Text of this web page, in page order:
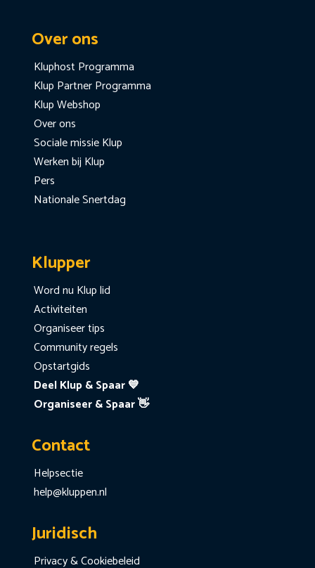
Over ons
Kluphost Programma
Klup Partner Programma
Klup Webshop
Over ons
Sociale missie Klup
Werken bij Klup
Pers
Nationale Snertdag
Klupper
Word nu Klup lid
Activiteiten
Organiseer tips
Community regels
Opstartgids
Deel Klup & Spaar 💙
Organiseer & Spaar 👋
Contact
Helpsectie
help@kluppen.nl
Juridisch
Privacy & Cookiebeleid